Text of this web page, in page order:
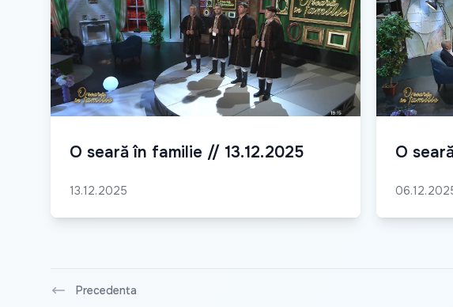
O seară în familie // 13.12.2025
13.12.2025
O
Precedenta